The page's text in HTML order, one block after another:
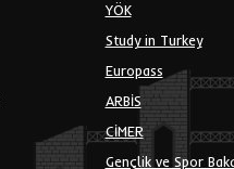
YÖK
Study in Turkey
Europass
ARBİS
CİMER
Gençlik ve Spor